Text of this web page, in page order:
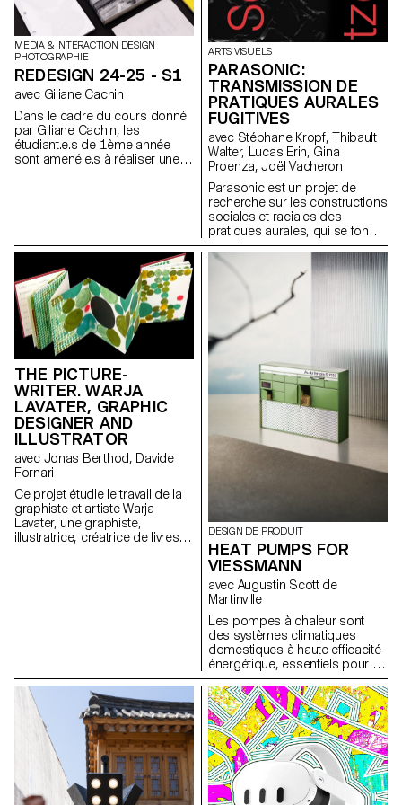
générative ou de l'imagerie
générée par ordinateur (CGI).
MEDIA & INTERACTION DESIGN
PHOTOGRAPHIE
REDESIGN 24-25 - S1
avec Giliane Cachin
Dans le cadre du cours donné
par Giliane Cachin, les
étudiant.e.s de 1ème année
sont amené.e.s à réaliser une
de la micro-typographie. Lors
rechercheront la meilleure
manière de structurer et
d’agencer le contenu qu’ils
auront choisi (ou qui leur aura
été attribué, en fonction des
données du semestre).
Quelques règles
indispensables à connaître en
terme d’impression et de
reliure seront passées en revue
à la fin du semestre, de façon à
donner vie à l’objet
conceptualisé.
ARTS VISUELS
PARASONIC:
TRANSMISSION DE
PRATIQUES AURALES
FUGITIVES
avec Stéphane Kropf, Thibault
Walter, Lucas Erin, Gina
Proenza, Joël Vacheron
Parasonic est un projet de
recherche sur les constructions
sociales et raciales des
pratiques aurales, qui se fonde
sur la critique d’un régime de
pensée et d’écoute du son sur-
représenté dans les arts, et qui
vise la création d’espaces pour
la transmission de pratiques
aurales fugitives.
THE PICTURE-
WRITER. WARJA
LAVATER, GRAPHIC
DESIGNER AND
ILLUSTRATOR
avec Jonas Berthod, Davide
Fornari
Ce projet étudie le travail de la
graphiste et artiste Warja
Lavater, une graphiste,
illustratrice, créatrice de livres,
DESIGN DE PRODUIT
HEAT PUMPS FOR
VIESSMANN
avec Augustin Scott de
Martinville
Les pompes à chaleur sont
des systèmes climatiques
domestiques à haute efficacité
énergétique, essentiels pour la
transition vers les énergies
renouvelables et la lutte contre
le changement climatique.
Généralement installées à
l’extérieur, à proximité des
bâtiments, elles deviennent des
éléments visuels courants dans
les paysages urbains,
ressemblant souvent à des